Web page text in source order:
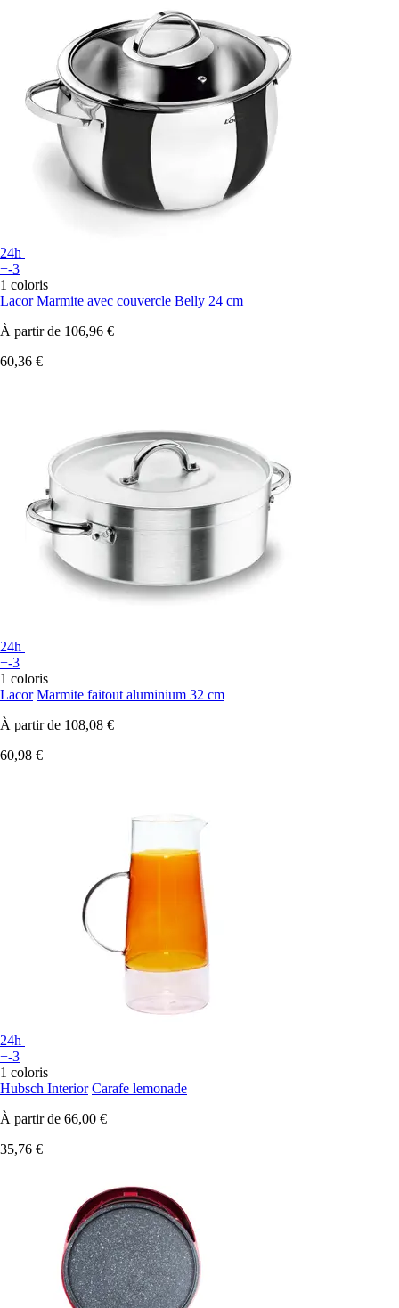
24h
+-3
1 coloris
Lacor Marmite avec couvercle Belly 24 cm
À partir de 106,96 €
60,36 €
24h
+-3
1 coloris
Lacor Marmite faitout aluminium 32 cm
À partir de 108,08 €
60,98 €
24h
+-3
1 coloris
Hubsch Interior Carafe lemonade
À partir de 66,00 €
35,76 €